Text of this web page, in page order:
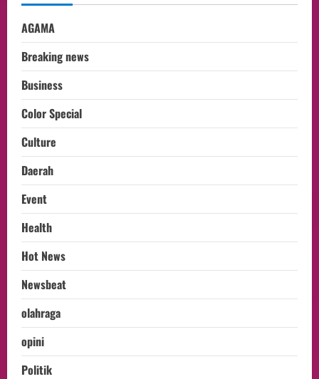
AGAMA
Breaking news
Business
Color Special
Culture
Daerah
Event
Health
Hot News
Newsbeat
olahraga
opini
Politik